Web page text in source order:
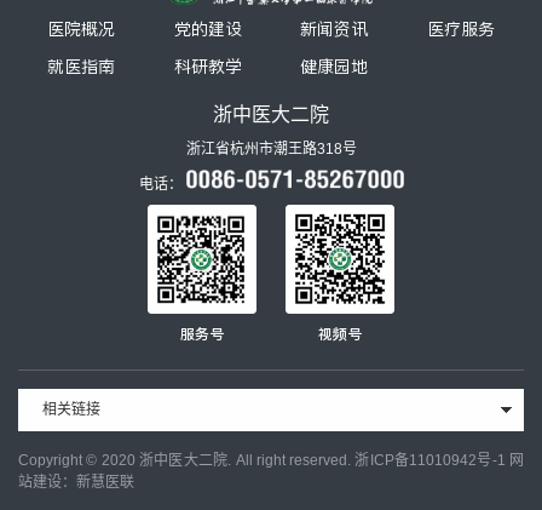
医院概况 党的建设 新闻资讯
医疗服务
就医指南
科研教学 健康园地
浙中医大二院
浙江省杭州市潮王路318号
电话：
服务号 视频号
相关链接
Copyright © 2020 浙中医大二院. All right reserved. 浙ICP备11010942号-1 网
站建设：新慧医联